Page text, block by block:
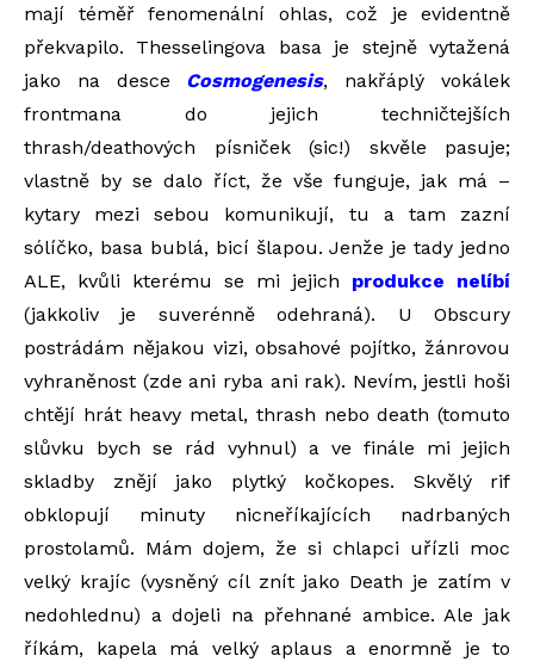
mají téměř fenomenální ohlas, což je evidentně
překvapilo. Thesselingova basa je stejně vytažená
jako na desce Cosmogenesis, nakřáplý vokálek
frontmana do jejich techničtejších
thrash/deathových písniček (sic!) skvěle pasuje;
vlastně by se dalo říct, že vše funguje, jak má –
kytary mezi sebou komunikují, tu a tam zazní
sólíčko, basa bublá, bicí šlapou. Jenže je tady jedno
ALE, kvůli kterému se mi jejich produkce nelíbí
(jakkoliv je suverénně odehraná). U Obscury
postrádám nějakou vizi, obsahové pojítko, žánrovou
vyhraněnost (zde ani ryba ani rak). Nevím, jestli hoši
chtějí hrát heavy metal, thrash nebo death (tomuto
slůvku bych se rád vyhnul) a ve finále mi jejich
skladby znějí jako plytký kočkopes. Skvělý rif
obklopují minuty nicneříkajících nadrbaných
prostolamů. Mám dojem, že si chlapci uřízli moc
velký krajíc (vysněný cíl znít jako Death je zatím v
nedohlednu) a dojeli na přehnané ambice. Ale jak
říkám, kapela má velký aplaus a enormně je to